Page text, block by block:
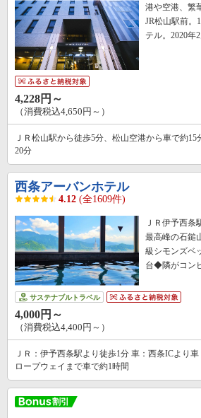
港や空港、繁
JR松山駅前。
テル。2020年
4,228円～
（消費税込4,650円～）
ＪＲ松山駅から徒歩5分、松山空港から車で約
20分
西条アーバンホテル
4.12 (全1609件)
ＪＲ伊予西
最高峰の石鎚
級シモンズベ
台◆隣がコン
サステナブルトラベル
4,000円～
（消費税込4,400円～）
ＪＲ：伊予西条駅より徒歩1分 車：西条ICよ
ロープウェイまで車で約1時間